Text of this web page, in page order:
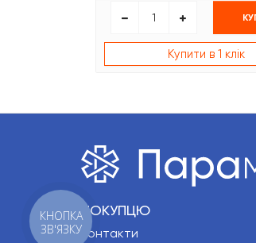
Купити в 1 клік
ПОКУПЦЮ
Контакти
КНОПКА
ЗВ'ЯЗКУ